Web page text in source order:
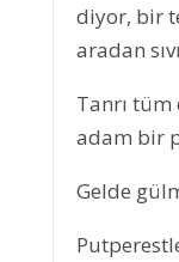
diyor, bir
aradan
Tanrı tüm
adam bir
Gelde